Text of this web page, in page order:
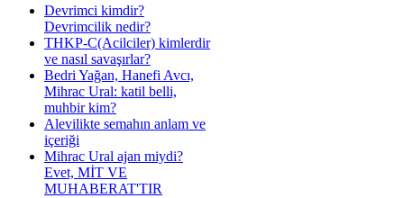
Devrimci kimdir?
Devrimcilik nedir?
THKP-C(Acilciler) kimlerdir
ve nasıl savaşırlar?
Bedri Yağan, Hanefi Avcı,
Mihrac Ural: katil belli,
muhbir kim?
Alevilikte semahın anlam ve
içeriği
Mihrac Ural ajan miydi?
Evet, MİT VE
MUHABERAT'TIR